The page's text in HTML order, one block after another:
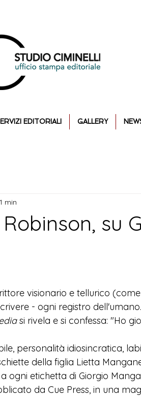
EDITORIALI GALLERY
su
min
visionario e tellurico
- ogni registro dell'umano.
si rivela e si confessa: "Ho
personalità idiosincratica,
della figlia Lietta
ogni etichetta di Giorgio
da Cue Press, in una